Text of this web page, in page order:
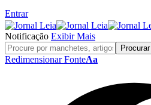
Entrar
Notificação Exibir Mais
Redimensionar FonteAa